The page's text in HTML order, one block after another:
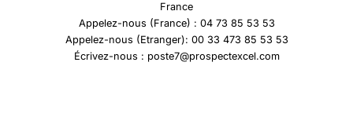
France
Appelez-nous (France) : 04 73 85 53 53
Appelez-nous (Etranger): 00 33 473 85 53 53
Écrivez-nous : poste7@prospectexcel.com